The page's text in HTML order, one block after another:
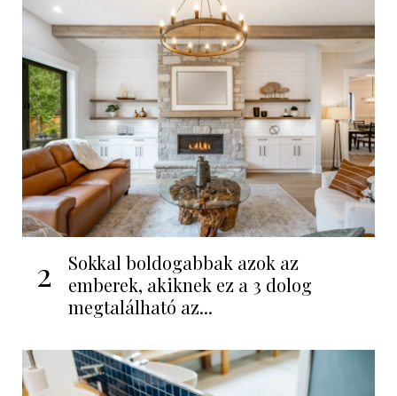
2
Sokkal boldogabbak azok az
emberek, akiknek ez a 3 dolog
megtalálható az...